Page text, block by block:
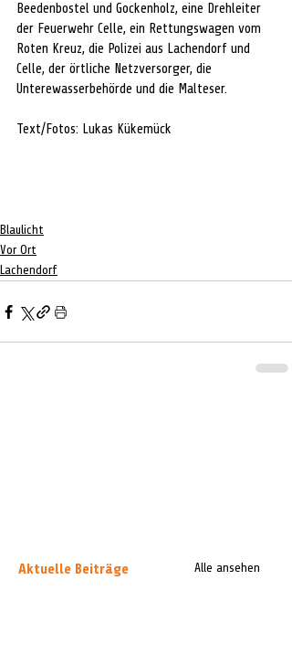
Beedenbostel und Gockenholz, eine Drehleiter
der Feuerwehr Celle, ein Rettungswagen vom
Roten Kreuz, die Polizei aus Lachendorf und
Celle, der örtliche Netzversorger, die
Unterewasserbehörde und die Malteser.
Text/Fotos: Lukas Kükemück
Blaulicht
Vor Ort
Lachendorf
Aktuelle Beiträge Alle ansehen